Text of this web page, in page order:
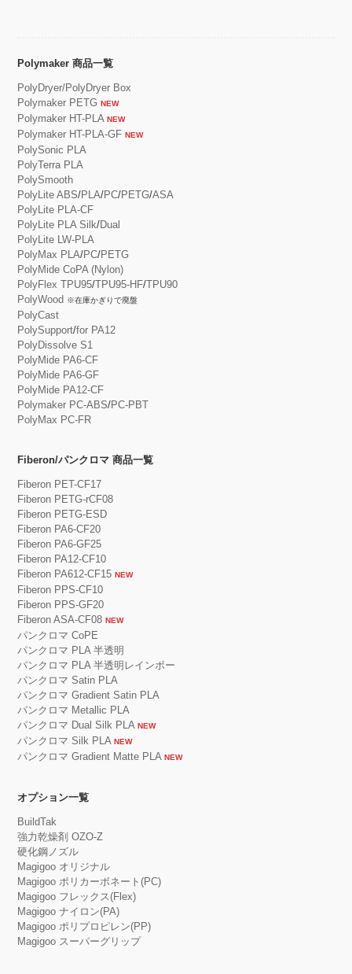
Polymaker 商品一覧
PolyDryer/PolyDryer Box
Polymaker PETG NEW
Polymaker HT-PLA NEW
Polymaker HT-PLA-GF NEW
PolySonic PLA
PolyTerra PLA
PolySmooth
PolyLite ABS/PLA/PC/PETG/ASA
PolyLite PLA-CF
PolyLite PLA Silk/Dual
PolyLite LW-PLA
PolyMax PLA/PC/PETG
PolyMide CoPA (Nylon)
PolyFlex TPU95/TPU95-HF/TPU90
PolyWood ※在庫かぎりで廃盤
PolyCast
PolySupport/for PA12
PolyDissolve S1
PolyMide PA6-CF
PolyMide PA6-GF
PolyMide PA12-CF
Polymaker PC-ABS/PC-PBT
PolyMax PC-FR
Fiberon/パンクロマ 商品一覧
Fiberon PET-CF17
Fiberon PETG-rCF08
Fiberon PETG-ESD
Fiberon PA6-CF20
Fiberon PA6-GF25
Fiberon PA12-CF10
Fiberon PA612-CF15 NEW
Fiberon PPS-CF10
Fiberon PPS-GF20
Fiberon ASA-CF08 NEW
パンクロマ CoPE
パンクロマ PLA 半透明
パンクロマ PLA 半透明レインボー
パンクロマ Satin PLA
パンクロマ Gradient Satin PLA
パンクロマ Metallic PLA
パンクロマ Dual Silk PLA NEW
パンクロマ Silk PLA NEW
パンクロマ Gradient Matte PLA NEW
オプション一覧
BuildTak
強力乾燥剤 OZO-Z
硬化鋼ノズル
Magigoo オリジナル
Magigoo ポリカーボネート(PC)
Magigoo フレックス(Flex)
Magigoo ナイロン(PA)
Magigoo ポリプロピレン(PP)
Magigoo スーパーグリップ